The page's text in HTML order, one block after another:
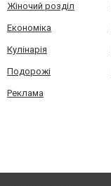
Жіночий розділ
Економіка
Кулінарія
Подорожі
Реклама